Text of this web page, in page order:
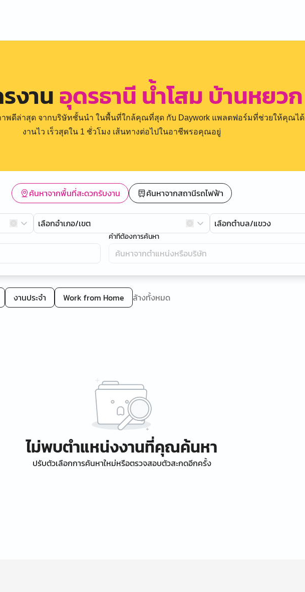
งานอุดรธานี น้ำโสม บ้านหยวก
พดีล่าสุด จากบริษัทชั้นนำ ในพื้นที่ใกล้คุณที่สุด กับ Daywork แพลตฟอร์มที่ช่วยให้คุณได้
งานไว เร็วสุดใน 1 ชั่วโมง เส้นทางต่อไปในอาชีพรอคุณอยู่
ค้นหาจากพื้นที่สะดวกรับงาน ค้นหาจากสถานีรถไฟฟ้า
เลือกอำเภอ/เขต เลือกตำบล/แขวง
คำที่ต้องการค้นหา
งานประจำ Work from Home ล้างทั้งหมด
ไม่พบตำแหน่งงานที่คุณค้นหา
ปรับตัวเลือกการค้นหาใหม่หรือตรวจสอบตัวสะกดอีกครั้ง